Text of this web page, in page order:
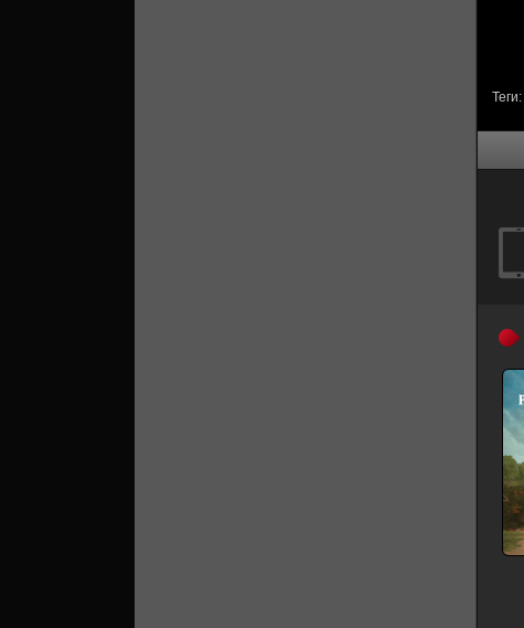
Теги: